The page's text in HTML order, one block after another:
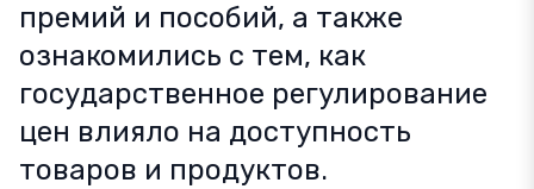
премий и пособий, а также
ознакомились с тем, как
государственное регулирование
цен влияло на доступность
товаров и продуктов.